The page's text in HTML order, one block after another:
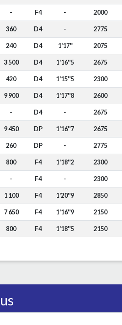
- F4 - 2000
360 D4 - 2775
240 D4 1'17'' 2075
3 500 D4 1'16''5 2675
420 D4 1'15''5 2300
9 900 D4 1'17''8 2600
- D4 - 2675
9 450 DP 1'16''7 2675
260 DP - 2775
800 F4 1'18''2 2300
- F4 - 2300
1 100 F4 1'20''9 2850
7 650 F4 1'16''9 2150
800 F4 1'18''5 2150